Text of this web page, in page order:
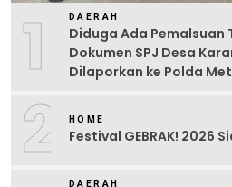
1 DAERAH
Diduga Ada Pemalsuan
Dokumen SPJ Desa
Dilaporkan ke Polda
2 HOME
Festival GEBRAK! 2026
DAERAH